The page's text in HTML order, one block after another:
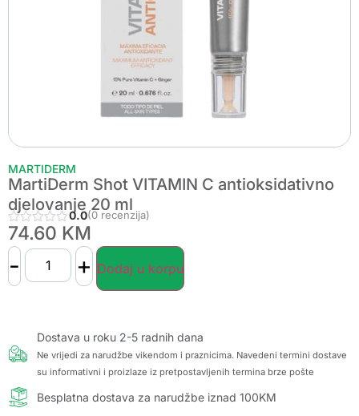
MARTIDERM
MartiDerm Shot VITAMIN C antioksidativno
djelovanje 20 ml
0.0(0 recenzija)
74.60 KM
- + Dodaj u korpu
Dostava u roku 2-5 radnih dana
Ne vrijedi za narudžbe vikendom i praznicima. Navedeni termini dostave
su informativni i proizlaze iz pretpostavljenih termina brze pošte
Besplatna dostava za narudžbe iznad 100KM